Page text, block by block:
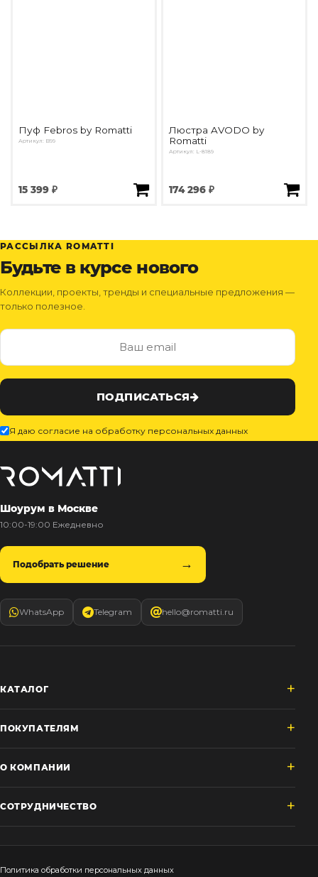
Пуф Febros by Romatti
Артикул: B99
15 399 ₽
Люстра AVODO by
Romatti
Артикул: L-8189
174 296 ₽
РАССЫЛКА ROMATTI
Будьте в курсе нового
Коллекции, проекты, тренды и специальные предложения —
только полезное.
ПОДПИСАТЬСЯ
Я даю согласие на обработку персональных данных
Шоурум в Москве
10:00-19:00 Ежедневно
Подобрать решение
WhatsApp Telegram hello@romatti.ru
КАТАЛОГ
ПОКУПАТЕЛЯМ
О КОМПАНИИ
СОТРУДНИЧЕСТВО
Политика обработки персональных данных